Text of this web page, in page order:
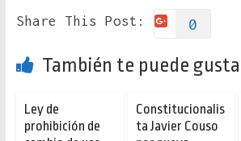
Share This Post: 0
También te puede
Ley de
prohibición de
Constitucionalis
ta Javier Couso